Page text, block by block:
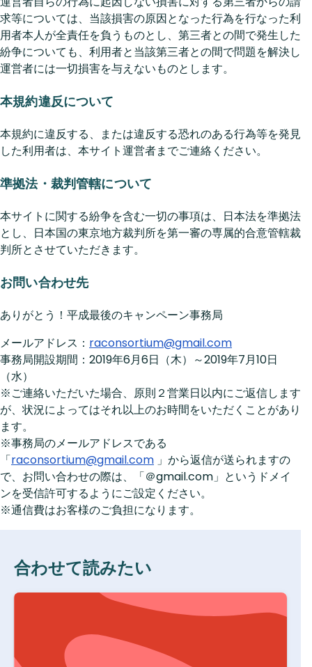
求等については、当該損害の原因となった行為を行なった利
用者本人が全責任を負うものとし、第三者との間で発生した
紛争についても、利用者と当該第三者との間で問題を解決し
運営者には一切損害を与えないものとします。
本規約違反について
本規約に違反する、または違反する恐れのある行為等を発見
した利用者は、本サイト運営者までご連絡ください。
準拠法・裁判管轄について
本サイトに関する紛争を含む一切の事項は、日本法を準拠法
とし、日本国の東京地方裁判所を第一審の専属的合意管轄裁
判所とさせていただきます。
お問い合わせ先
ありがとう！平成最後のキャンペーン事務局
メールアドレス： raconsortium@gmail.com
事務局開設期間：2019年6月6日（木）～2019年7月10日
（水）
※ご連絡いただいた場合、原則２営業日以内にご返信します
が、状況によってはそれ以上のお時間をいただくことがあり
ます。
※事務局のメールアドレスである
「raconsortium@gmail.com 」から返信が送られますの
で、お問い合わせの際は、「＠gmail.com」というドメイ
ンを受信許可するようにご設定ください。
※通信費はお客様のご負担になります。
合わせて読みたい